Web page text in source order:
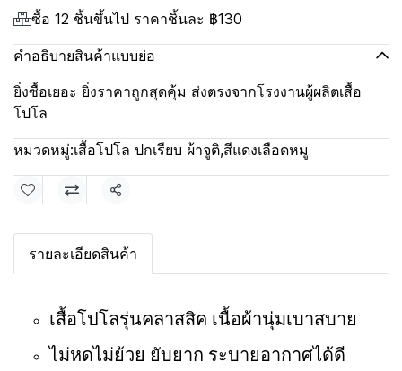
ซื้อ 12 ชิ้นขึ้นไป ราคาชิ้นละ ฿130
คำอธิบายสินค้าแบบย่อ
ยิ่งซื้อเยอะ ยิ่งราคาถูกสุดคุ้ม ส่งตรงจากโรงงานผู้ผลิตเสื้อ
โปโล
หมวดหมู่:เสื้อโปโล ปกเรียบ ผ้าจูติ,สีแดงเลือดหมู
แชร์
รายละเอียดสินค้า
เสื้อโปโลรุ่นคลาสสิค เนื้อผ้านุ่มเบาสบาย
ไม่หดไม่ย้วย ยับยาก ระบายอากาศได้ดี